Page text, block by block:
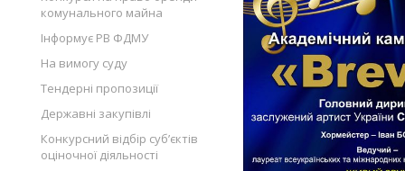
комунального майна
Інформує РВ ФДМУ
На вимогу суду
Тендерні пропозиції
Державні закупівлі
Конкурсний відбір суб’єктів
оціночної діяльності